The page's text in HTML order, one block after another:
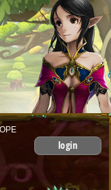
login